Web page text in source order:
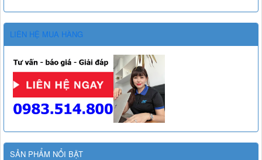
LIÊN HỆ MUA HÀNG
SẢN PHẨM NỔI BẬT